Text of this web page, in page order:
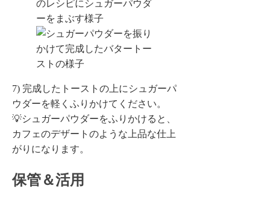
7) 完成したトーストの上にシュガーパ
ウダーを軽くふりかけてください。
💡シュガーパウダーをふりかけると、
カフェのデザートのような上品な仕上
がりになります。
保管＆活用